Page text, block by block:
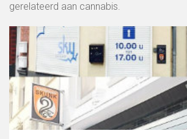
gerelateerd aan cannabis.